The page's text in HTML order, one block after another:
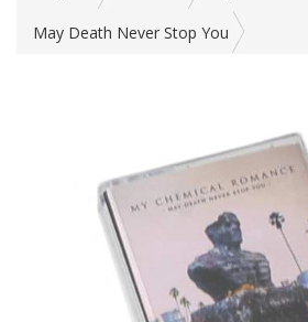
May Death Never Stop You